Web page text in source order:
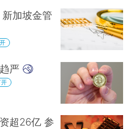
加坡金管
严
超26亿 参